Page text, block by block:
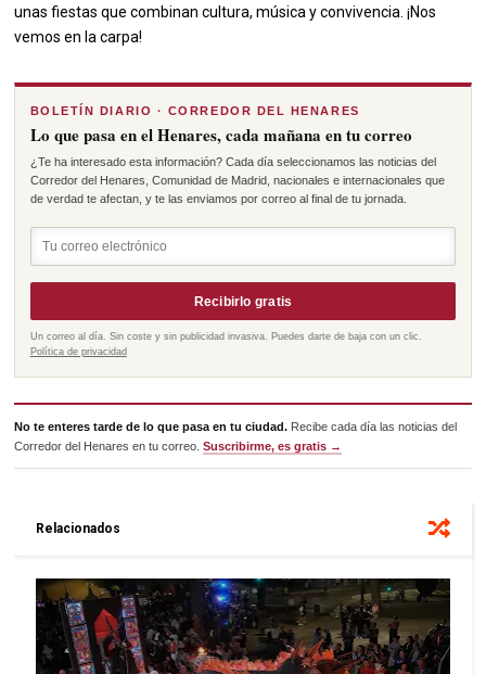
unas fiestas que combinan cultura, música y convivencia. ¡Nos
vemos en la carpa!
BOLETÍN DIARIO · CORREDOR DEL HENARES
Lo que pasa en el Henares, cada mañana en tu correo
¿Te ha interesado esta información? Cada día seleccionamos las noticias del
Corredor del Henares, Comunidad de Madrid, nacionales e internacionales que
de verdad te afectan, y te las enviamos por correo al final de tu jornada.
Recibirlo gratis
Un correo al día. Sin coste y sin publicidad invasiva. Puedes darte de baja con un clic.
Política de privacidad
No te enteres tarde de lo que pasa en tu ciudad. Recibe cada día las noticias del
Corredor del Henares en tu correo.Suscribirme, es gratis →
Relacionados